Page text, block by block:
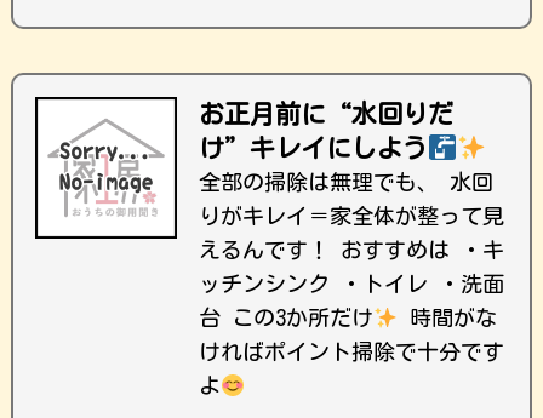
お正月前に“水回りだ
け”キレイにしよう
全部の掃除は無理でも、 水回
りがキレイ＝家全体が整って見
えるんです！ おすすめは ・キ
ッチンシンク ・トイレ ・洗面
台 この3か所だけ
時間がな
ければポイント掃除で十分です
よ